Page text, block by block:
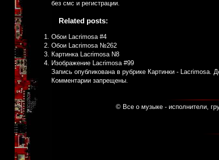
без смс и регистрации.
Related posts:
Обои Lacrimosa #4
Обои Lacrimosa №262
Картинка Lacrimosa N8
Изображение Lacrimosa #99
Запись опубликована в рубрике Картинки - Lacrimosa.
Комментарии запрещены.
© Все о музыке - исполнители,